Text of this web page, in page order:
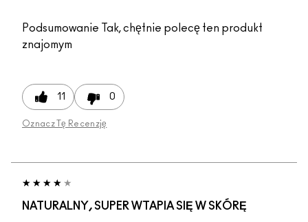
Podsumowanie Tak, chętnie polecę ten produkt
znajomym
11 0
Oznacz Tę Recenzję
NATURALNY, SUPER WTAPIA SIĘ W SKÓRĘ